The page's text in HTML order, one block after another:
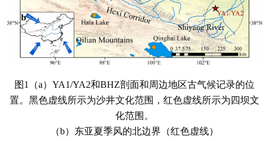
图1（a）YA1/YA2和BHZ剖面和周边地区古气候记录的位
置。黑色虚线所示为沙井文化范围，红色虚线所示为四坝文
化范围。
（b）东亚夏季风的北边界（红色虚线）